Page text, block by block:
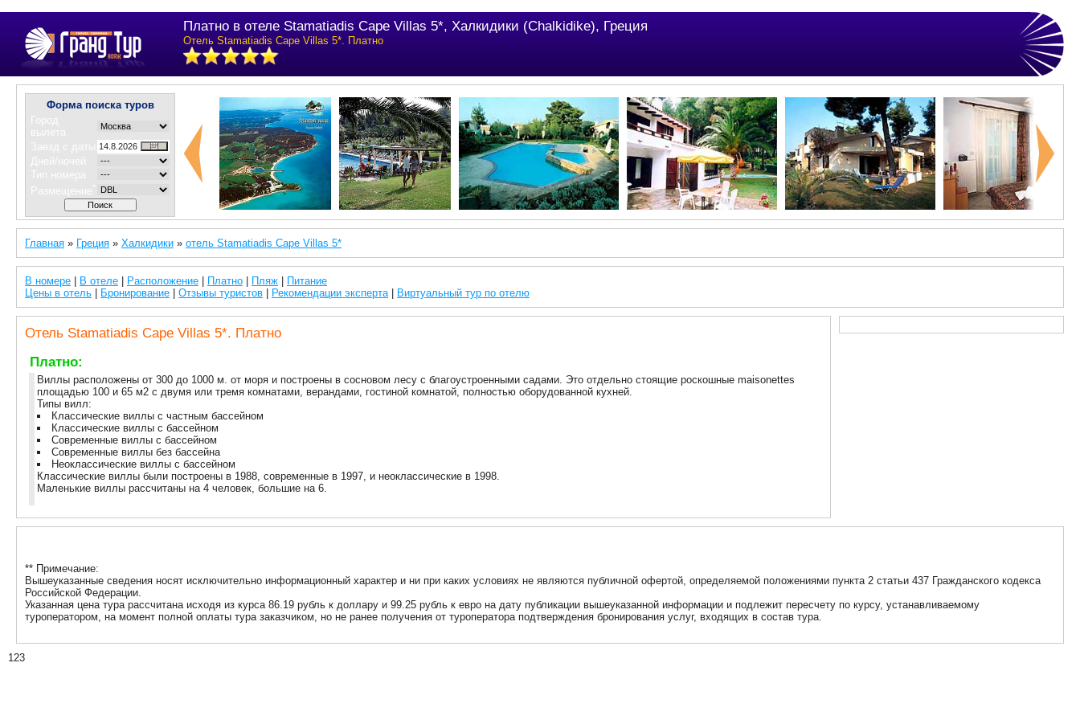
Платно в отеле Stamatiadis Cape Villas 5*, Халкидики (Chalkidike), Греция
Отель Stamatiadis Cape Villas 5*. Платно
Форма поиска туров
Город
вылета
Заезд с даты
Дней/ночей
Тип номера
Размещение
Главная » Греция » Халкидики » отель Stamatiadis Cape Villas 5*
В номере В отеле Расположение Платно Пляж
Питание
Цены в отель
Бронирование Отзывы туристов Рекомендации эксперта| Виртуальный тур по отелю
Отель Stamatiadis Cape Villas 5*. Платно
Платно:
Виллы расположены от 300 до 1000 м. от моря и построены в сосновом лесу с благоустроенными садами. Это отдельно стоящие роскошные maisonettes
площадью 100 и 65 м2 с двумя или тремя комнатами, верандами, гостиной комнатой, полностью оборудованной кухней.
Типы вилл:
Классические виллы с частным бассейном
Классические виллы с бассейном
Современные виллы с бассейном
Современные виллы без бассейна
Неоклассические виллы с бассейном
Классические виллы были построены в 1988, современные в 1997, и неоклассические в 1998.
Маленькие виллы рассчитаны на 4 человек, большие на 6.
** Примечание:
Вышеуказанные сведения носят исключительно информационный характер и ни при каких условиях не являются публичной офертой, определяемой положениями пункта 2 статьи 437 Гражданского кодекса
Российской Федерации.
Указанная цена тура рассчитана исходя из курса 86.19 рубль к доллару и 99.25 рубль к евро на дату публикации вышеуказанной информации и подлежит пересчету по курсу, устанавливаемому
туроператором, на момент полной оплаты тура заказчиком, но не ранее получения от туроператора подтверждения бронирования услуг, входящих в состав тура.
123